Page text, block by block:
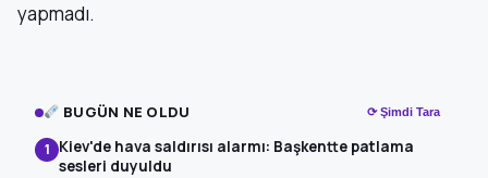
yapmadı.
BUGÜN NE OLDU ⟳ Şimdi Tara
1 Kiev'de hava saldırısı alarmı: Başkentte patlama
sesleri duyuldu